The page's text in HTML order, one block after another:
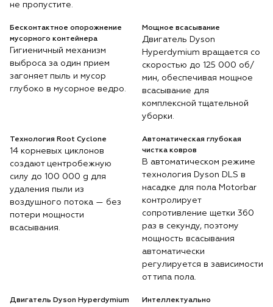
не пропустите.
Бесконтактное опорожнение
мусорного контейнера
Гигиеничный механизм
выброса за один прием
загоняет пыль и мусор
глубоко в мусорное ведро.
Мощное всасывание
Двигатель Dyson
Hyperdymium вращается со
скоростью до 125 000 об/
мин, обеспечивая мощное
всасывание для
комплексной тщательной
уборки.
Технология Root Cyclone
14 корневых циклонов
создают центробежную
силу до 100 000 g для
удаления пыли из
воздушного потока — без
потери мощности
всасывания.
Автоматическая глубокая
чистка ковров
В автоматическом режиме
технология Dyson DLS в
насадке для пола Motorbar
контролирует
сопротивление щетки 360
раз в секунду, поэтому
мощность всасывания
автоматически
регулируется в зависимости
от типа пола.
Двигатель Dyson Hyperdymium
Интеллектуально